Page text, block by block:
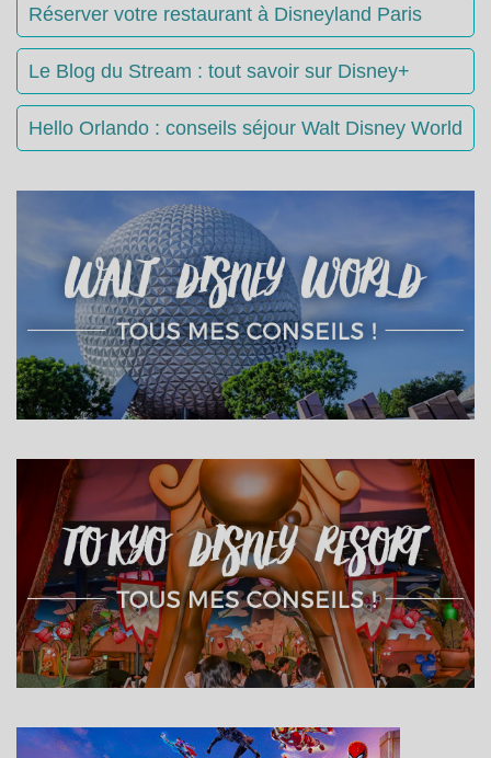
Réserver votre restaurant à Disneyland Paris
Le Blog du Stream : tout savoir sur Disney+
Hello Orlando : conseils séjour Walt Disney World